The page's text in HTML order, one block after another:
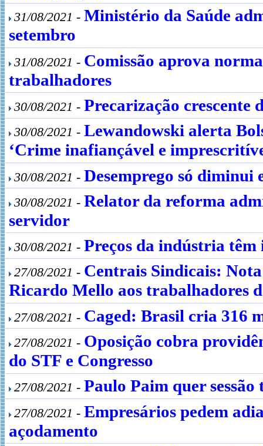
31/08/2021 - Ministério da Saúde
setembro
31/08/2021 - Comissão aprova
trabalhadores
30/08/2021 - Precarização crescente
30/08/2021 - Lewandowski alerta
‘Crime inafiançável e
30/08/2021 - Desemprego só diminui
30/08/2021 - Relator da reforma
servidor
30/08/2021 - Preços da indústria
27/08/2021 - Centrais Sindicais:
Ricardo Mello aos trabalhadores
27/08/2021 - Caged: Brasil cria 316
27/08/2021 - Oposição cobra
do STF e Congresso
27/08/2021 - Paulo Paim quer
27/08/2021 - Empresários pedem
açodamento